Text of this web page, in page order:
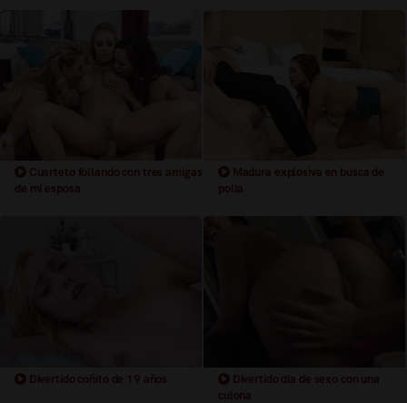
Cuarteto follando con tres amigas
de mi esposa
Madura explosiva en busca de
polla
Divertido coñito de 19 años
Divertido día de sexo con una
culona